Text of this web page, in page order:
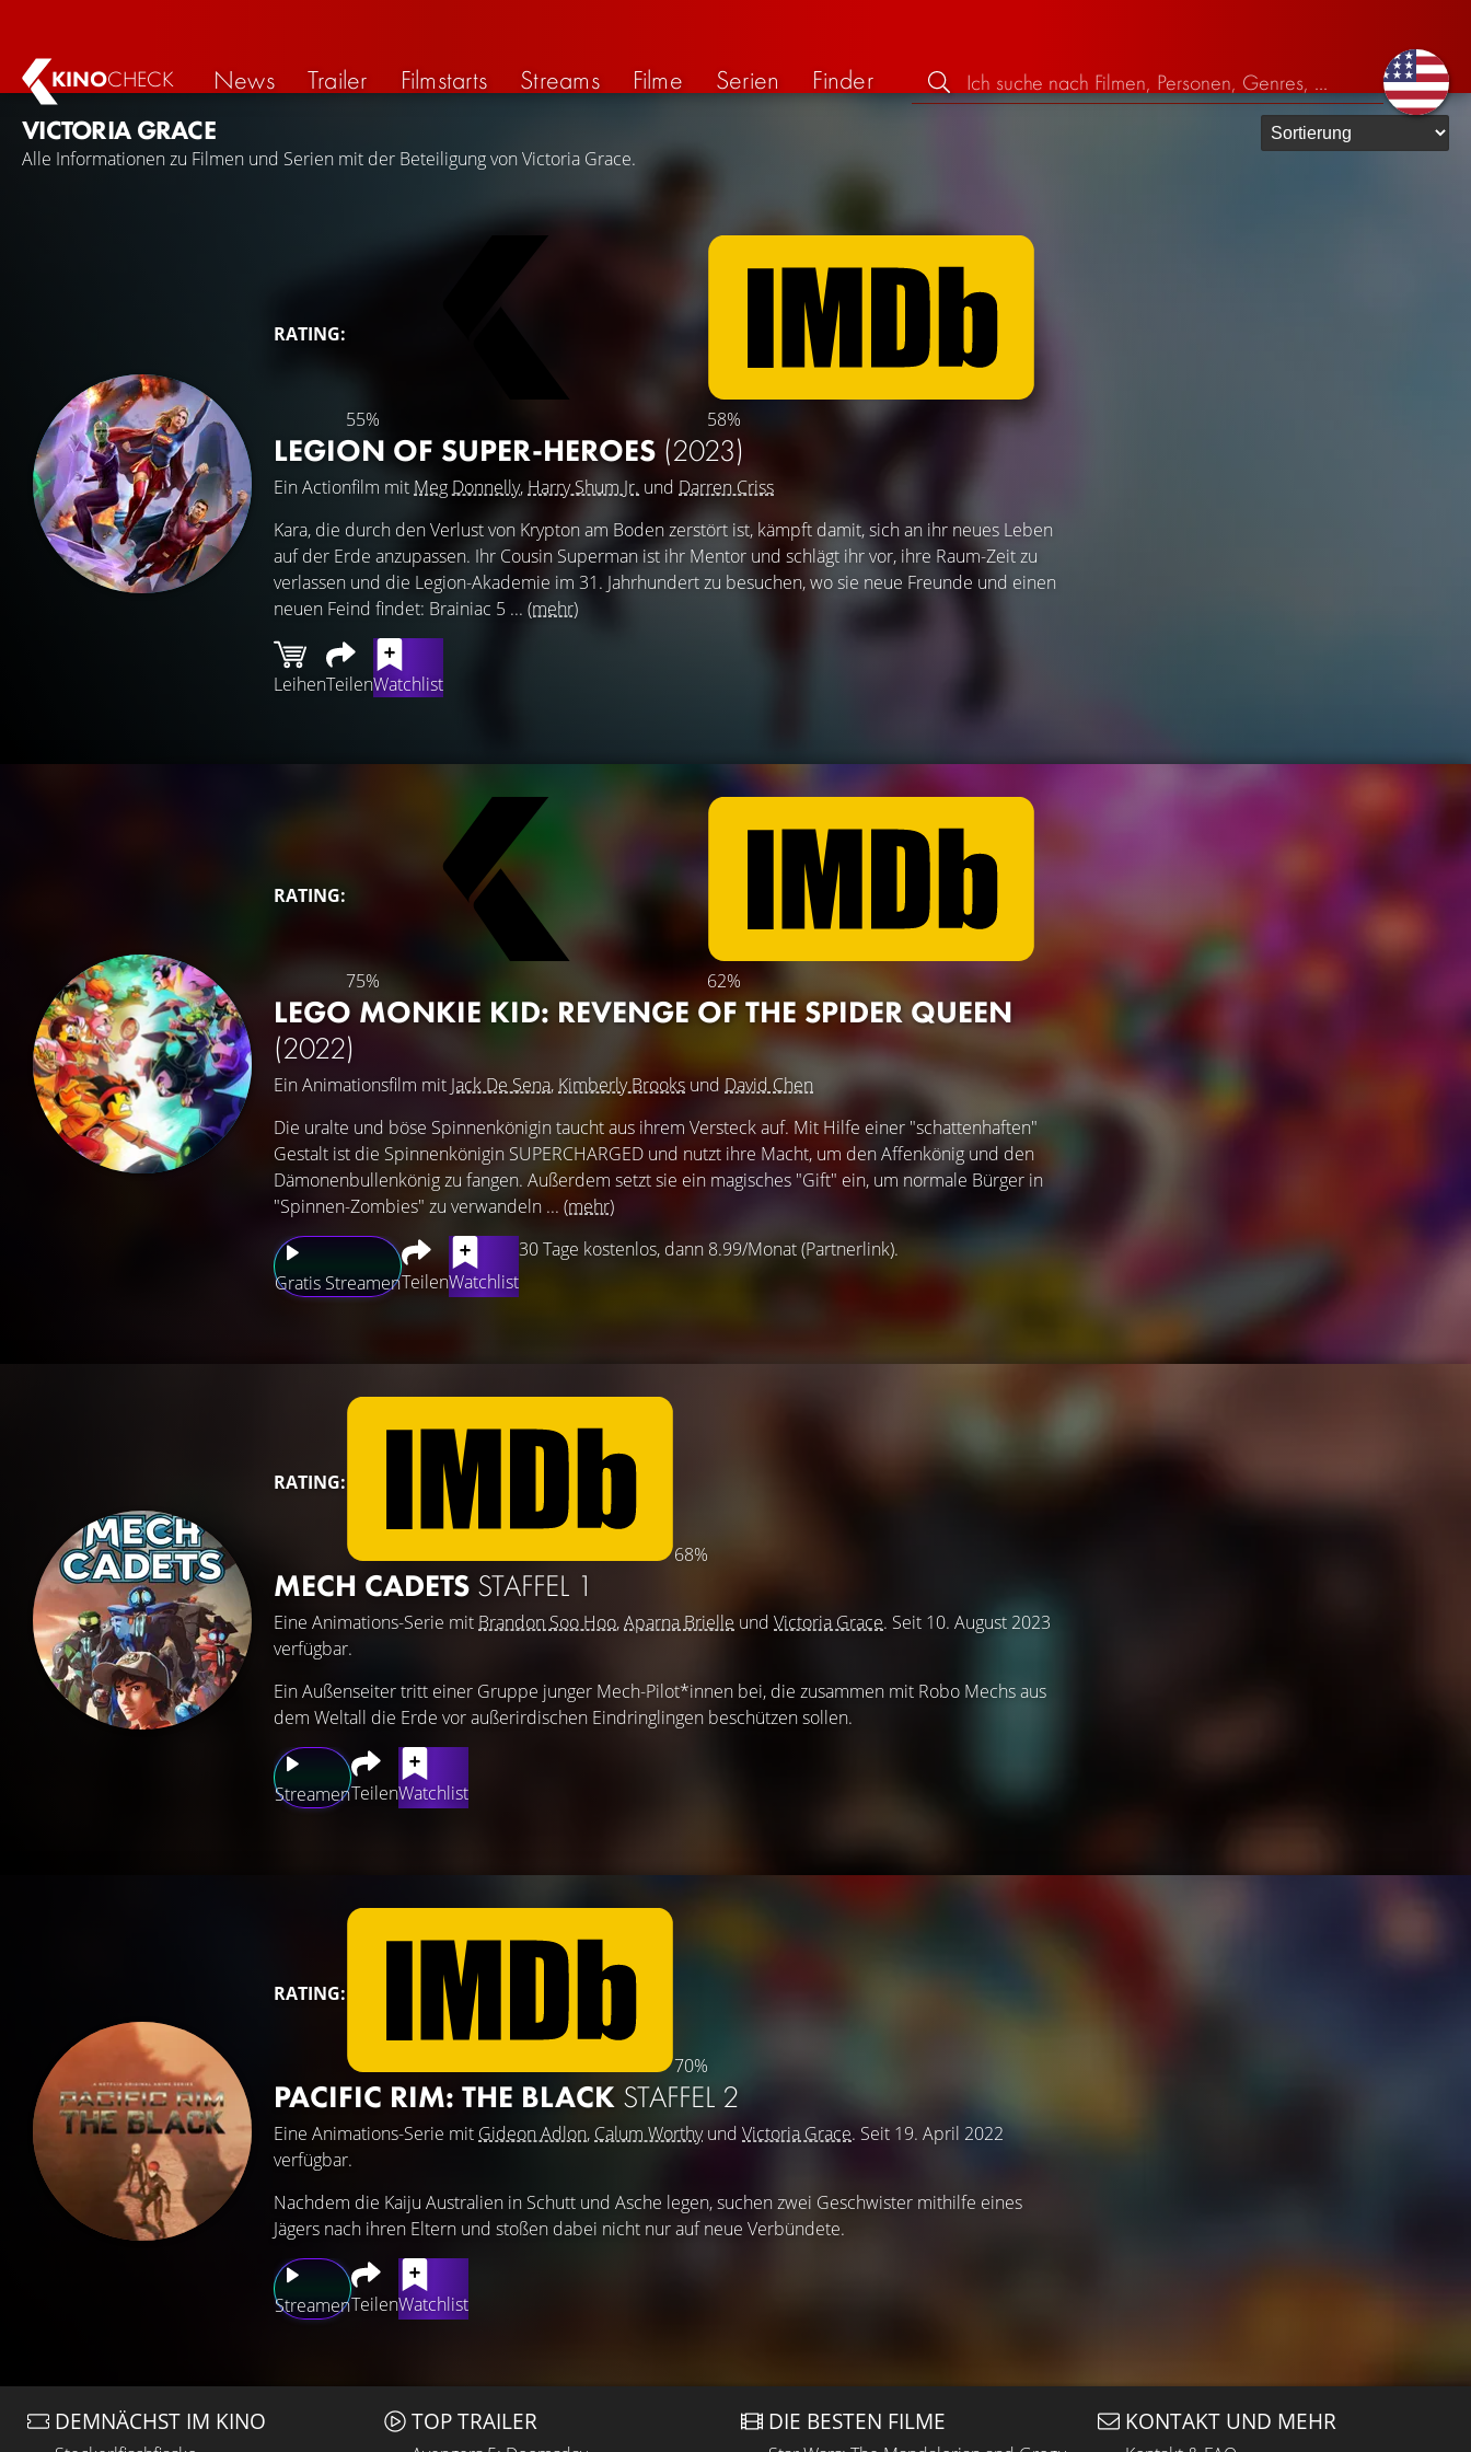
KINOCHECK News Trailer Filmstarts Streams Filme Serien
Finder
VICTORIA GRACE
Alle Informationen zu Filmen und Serien mit der Beteiligung von Victoria Grace.
RATING:
55% 58%
LEGION OF SUPER-HEROES (2023)
Ein Actionfilm mit Meg Donnelly, Harry Shum Jr. und Darren Criss
LeihenTeilenWatchlist
Kara, die durch den Verlust von Krypton am Boden zerstört ist, kämpft damit, sich an ihr neues Leben
auf der Erde anzupassen. Ihr Cousin Superman ist ihr Mentor und schlägt ihr vor, ihre Raum-Zeit zu
verlassen und die Legion-Akademie im 31. Jahrhundert zu besuchen, wo sie neue Freunde und einen
neuen Feind findet: Brainiac 5 ... (mehr)
RATING:
75% 62%
LEGO MONKIE KID: REVENGE OF THE SPIDER QUEEN
(2022)
Ein Animationsfilm mit Jack De Sena, Kimberly Brooks und David Chen
Gratis StreamenTeilenWatchlist
30 Tage kostenlos, dann 8.99/Monat (Partnerlink).
Die uralte und böse Spinnenkönigin taucht aus ihrem Versteck auf. Mit Hilfe einer "schattenhaften"
Gestalt ist die Spinnenkönigin SUPERCHARGED und nutzt ihre Macht, um den Affenkönig und den
Dämonenbullenkönig zu fangen. Außerdem setzt sie ein magisches "Gift" ein, um normale Bürger in
"Spinnen-Zombies" zu verwandeln ... (mehr)
RATING:
68%
MECH CADETS STAFFEL 1
Eine Animations-Serie mit Brandon Soo Hoo,Aparna Brielle und Victoria Grace. Seit 10. August 2023
verfügbar.
StreamenTeilenWatchlist
Ein Außenseiter tritt einer Gruppe junger Mech-Pilot*innen bei, die zusammen mit Robo Mechs aus
dem Weltall die Erde vor außerirdischen Eindringlingen beschützen sollen.
RATING:
70%
PACIFIC RIM: THE BLACK STAFFEL 2
Eine Animations-Serie mit Gideon Adlon, Calum Worthyund Victoria Grace. Seit 19. April 2022
verfügbar.
StreamenTeilenWatchlist
Nachdem die Kaiju Australien in Schutt und Asche legen, suchen zwei Geschwister mithilfe eines
Jägers nach ihren Eltern und stoßen dabei nicht nur auf neue Verbündete.
DEMNÄCHST IM KINO TOP TRAILER DIE BESTEN FILME KONTAKT UND MEHR